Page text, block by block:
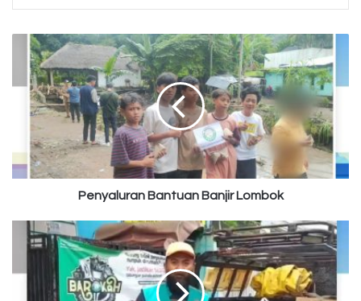
Penyaluran
Bantuan
Banjir
Lombok
Penyaluran Bantuan Banjir Lombok
Cinta
Untuk